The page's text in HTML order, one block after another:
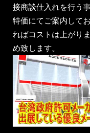
接商談仕入れを行う
特価にてご案内して
ればコストは上がり
め致します。